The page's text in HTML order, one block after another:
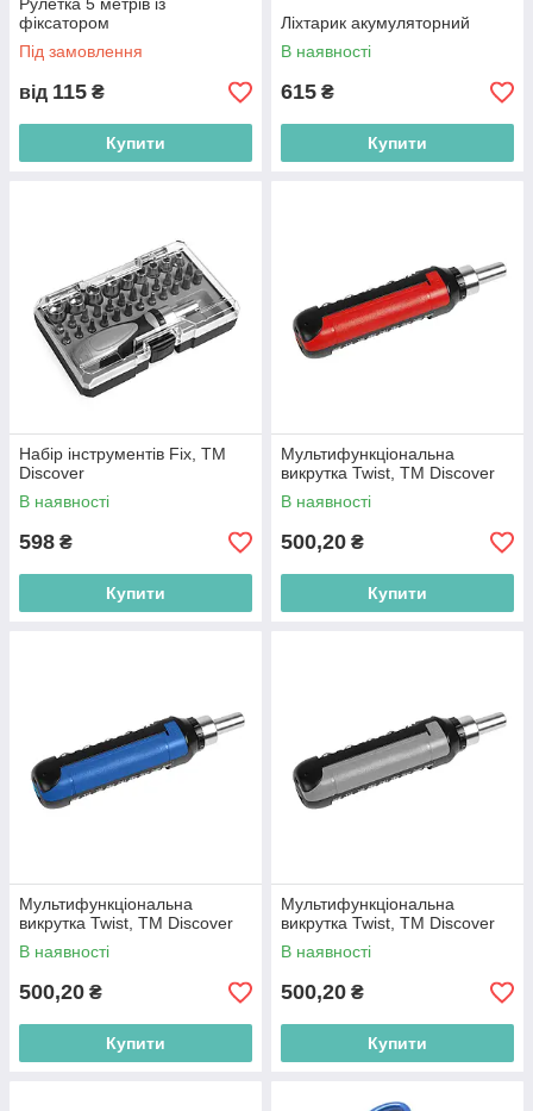
фіксатором
Під замовлення
від 115 ₴
Купити
Ліхтарик акумуляторний
В наявності
615 ₴
Купити
Набір інструментів Fix, TM
Discover
В наявності
598 ₴
Купити
Мультифункціональна
викрутка Twist, TM Discover
В наявності
500,20 ₴
Купити
Мультифункціональна
викрутка Twist, TM Discover
В наявності
500,20 ₴
Купити
Мультифункціональна
викрутка Twist, TM Discover
В наявності
500,20 ₴
Купити